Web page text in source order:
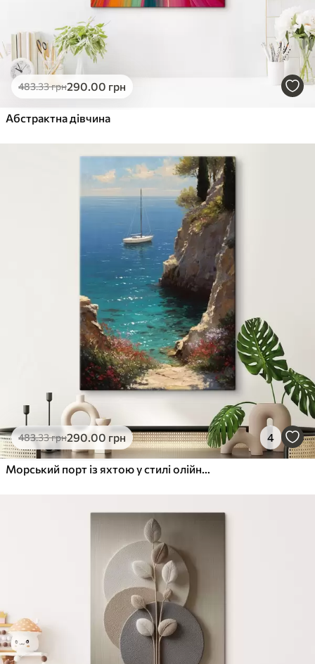
483.33грн290.00 грн
Абстрактна дівчина
483.33грн290.00 грн 4
Морський порт із яхтою у стилі олійного живопису